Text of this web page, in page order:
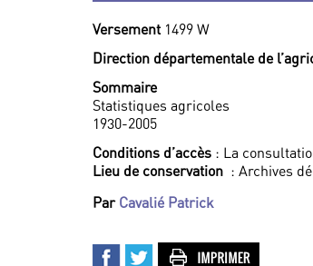
Versement 1499 W
Direction départementale de
Sommaire
Statistiques agricoles
1930-2005
Conditions d’accès : La
Lieu de conservation : Archives
Par Cavalié Patrick